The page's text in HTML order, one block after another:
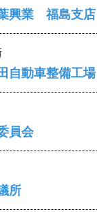
興業 福島支店
自動車整備工場
員会
所